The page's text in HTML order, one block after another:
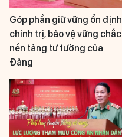
Góp phần giữ vững ổn định
chính trị, bảo vệ vững chắc
nền tảng tư tưởng của
Đảng